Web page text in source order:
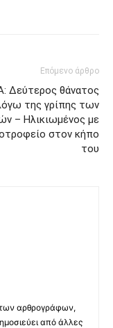
Επόμενο άρθρο
Δεύτερος θάνατος
της γρίπης των
– Ηλικιωμένος με
στον κήπο
του
των αρθρογράφων,
από άλλες